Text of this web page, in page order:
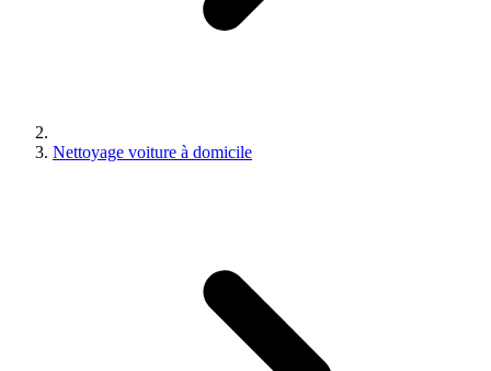
Nettoyage voiture à domicile